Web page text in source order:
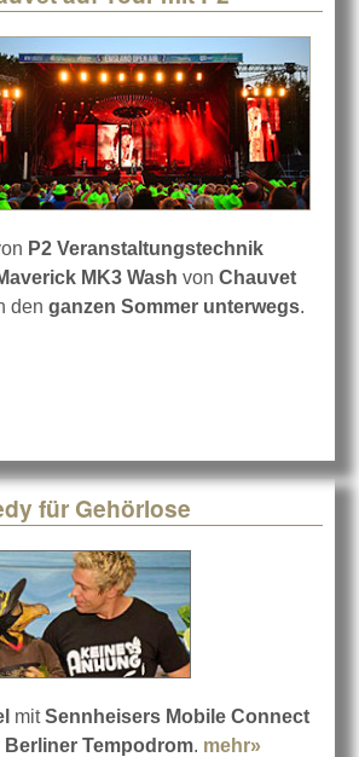
P2 Veranstaltungstechnik
MK3 Wash von Chauvet
den ganzen Sommer unterwegs.
für Gehörlose
mitSennheisers Mobile Connect
Berliner Tempodrom. mehr»